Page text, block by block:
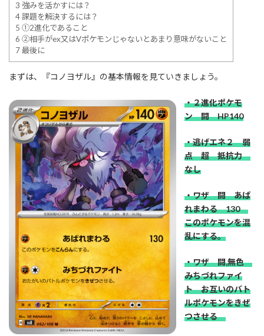
3 強みを活かすには？
4課題を解決するには？
5 ①2進化であること
6 ②相手がex又はVポケモンじゃないとあまり意味がないこと
7最後に
まずは、『コノヨザル』の基本情報を見ていきましょう。
・２進化ポケモ
ン 闘 HP140
・逃げエネ２ 弱
点 超 抵抗力
なし
・ワザ 闘 あば
れまわる 130
このポケモンを混
乱にする。
・ワザ 闘,無色
みちづれファイ
ト お互いのバト
ルポケモンをきぜ
つさせる